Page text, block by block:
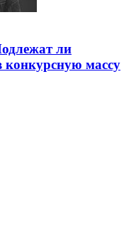
ли
массу